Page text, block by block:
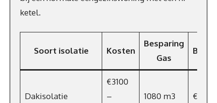
ketel.
Soort isolatie Kosten
Besparing
Gas
Dakisolatie
€3100
–
1080 m3 €788